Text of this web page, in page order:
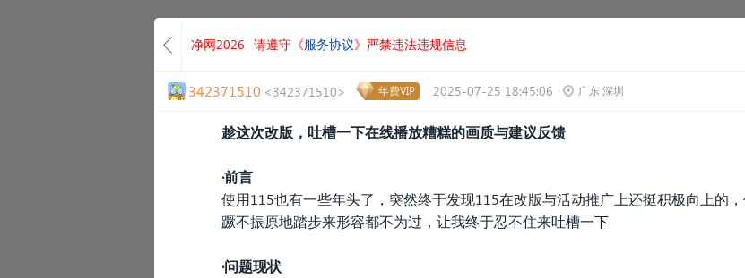
净网2026 请遵守《服务协议》严禁违法违规信息
342371510 <342371510> 年费VIP 2025-07-25 18:45:06 广东 深圳
趁这次改版，吐槽一下在线播放糟糕的画质与建议反馈
·前言
使用115也有一些年头了，突然终于发现115在改版与活动推广上还挺积极向上的
蹶不振原地踏步来形容都不为过，让我终于忍不住来吐槽一下
·问题现状